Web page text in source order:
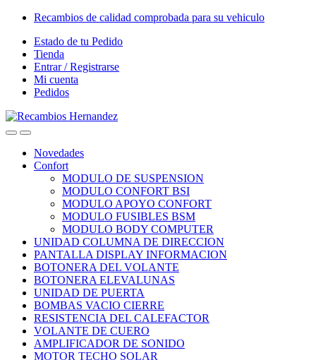
Skip
navigation
Skip
content
Recambios de calidad comprobada para su vehiculo
Estado de tu Pedido
Tienda
Entrar / Registrarse
Mi cuenta
Pedidos
OpenClose
Novedades
Confort
MODULO DE SUSPENSION
MODULO CONFORT BSI
MODULO APOYO CONFORT
MODULO FUSIBLES BSM
MODULO BODY COMPUTER
UNIDAD COLUMNA DE DIRECCION
PANTALLA DISPLAY INFORMACION
BOTONERA DEL VOLANTE
BOTONERA ELEVALUNAS
UNIDAD DE PUERTA
BOMBAS VACIO CIERRE
RESISTENCIA DEL CALEFACTOR
VOLANTE DE CUERO
AMPLIFICADOR DE SONIDO
MOTOR TECHO SOLAR